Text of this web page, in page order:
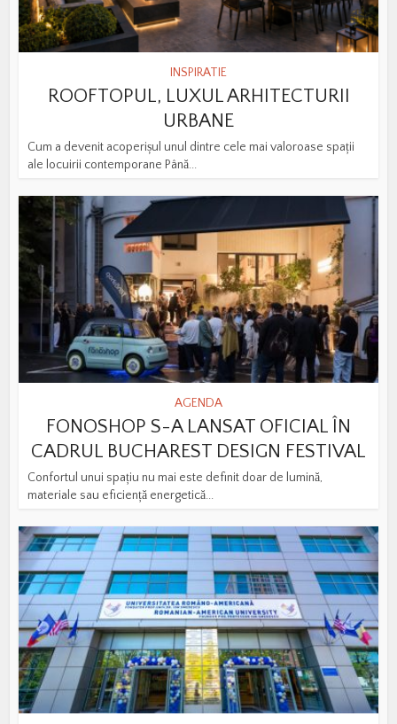
INSPIRATIE
ROOFTOPUL, LUXUL ARHITECTURII
URBANE
Cum a devenit acoperișul unul dintre cele mai valoroase spații
ale locuirii contemporane Până...
AGENDA
FONOSHOP S-A LANSAT OFICIAL ÎN
CADRUL BUCHAREST DESIGN FESTIVAL
Confortul unui spațiu nu mai este definit doar de lumină,
materiale sau eficiență energetică...